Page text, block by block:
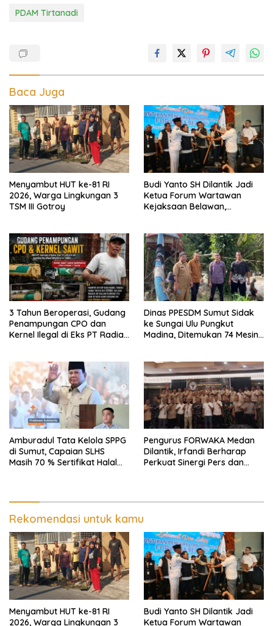
PDAM Tirtanadi
Baca Juga
Menyambut HUT ke-81 RI
2026, Warga Lingkungan 3
TSM III Gotroy
Budi Yanto SH Dilantik Jadi
Ketua Forum Wartawan
Kejaksaan Belawan,
Pendampingan Hukum dan
Ekomoni Semua Anggota
3 Tahun Beroperasi, Gudang
Penampungan CPO dan
Kernel Ilegal di Eks PT Radian
Dinas PPESDM Sumut Sidak
ke Sungai Ulu Pungkut
Madina, Ditemukan 74 Mesin
Rusak
Amburadul Tata Kelola SPPG
di Sumut, Capaian SLHS
Masih 70 % Sertifikat Halal
MBG
Pengurus FORWAKA Medan
Dilantik, Irfandi Berharap
Perkuat Sinergi Pers dan
Rekomendasi untuk kamu
Menyambut HUT ke-81 RI
2026, Warga Lingkungan 3
Budi Yanto SH Dilantik Jadi
Ketua Forum Wartawan